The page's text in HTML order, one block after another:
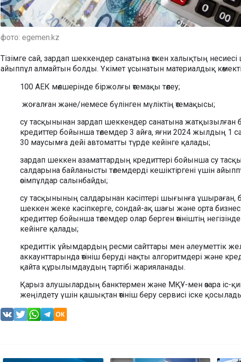
фото: egemen.kz
Тізімге сай, зардап шеккендер санатына өткен халықтың несиесі
айыппұл алмайтын болды. Үкімет ұсынатын материалдық
100 АЕК мөлшерінде біржолғы өтемақы төлеу;
жоғалған және/немесе бүлінген мүліктің өтемақысы;
су тасқынынан зардап шеккендер санатына жатқызылған
кредиттер бойынша төлемдер 3 айға, яғни 2024 жылдың 1
30 маусымға дейі автоматты түрде кейінге қалады;
зардап шеккен азаматтардың кредиттері бойынша су
салдарына байланысты төлемдерді кешіктіргені үшін
өсімпұлдар салынбайды;
су тасқынының салдарынан кәсіптері шығынға ұшыраған,
шеккен жеке кәсіпкерге, сондай-ақ шағы және орта бизнес
кредиттер бойынша төлемдер олар берген өтініштің негізінде
кейінге қалады;
кредиттік ұйымдардың ресми сайттары мен әлеуметтік
аккаунттарында өтініш беруді нақты алгоритмдері және
қайта құрылымдаудың тәртібі жарияланады.
Қарыз алушылардың банктермен және МҚҰ-мен өзара іс-
жеңілдету үшін қашықтан өтініш беру сервисі іске